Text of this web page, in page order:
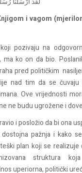
i vagom (
koji pozivaju na
, ma ko on da bio.
pred političkim
nad tim da se čuvaju
.Ove vrijednosti
nebuduugroženei
iposložioda biona
dostojna pažnja i kako se
plan koji se realizuje
struktura koja
s uperiorna,političkiu